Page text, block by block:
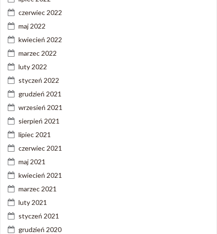
czerwiec 2022
maj 2022
kwiecień 2022
marzec 2022
luty 2022
styczeń 2022
grudzień 2021
wrzesień 2021
sierpień 2021
lipiec 2021
czerwiec 2021
maj 2021
kwiecień 2021
marzec 2021
luty 2021
styczeń 2021
grudzień 2020